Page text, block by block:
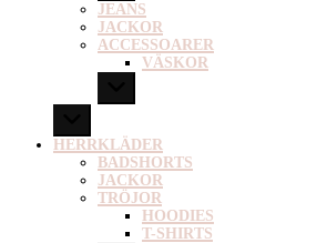
JEANS
JACKOR
ACCESSOARER
VÄSKOR
HERRKLÄDER
BADSHORTS
JACKOR
TRÖJOR
HOODIES
T-SHIRTS